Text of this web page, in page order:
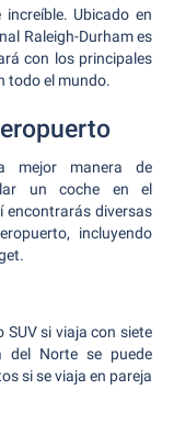
Ubicado en
Raleigh-Durham es
con los principales
todo el mundo.
mejor manera de
un coche en el
encontrarás diversas
incluyendo
si viaja con siete
del Norte se puede
si se viaja en pareja